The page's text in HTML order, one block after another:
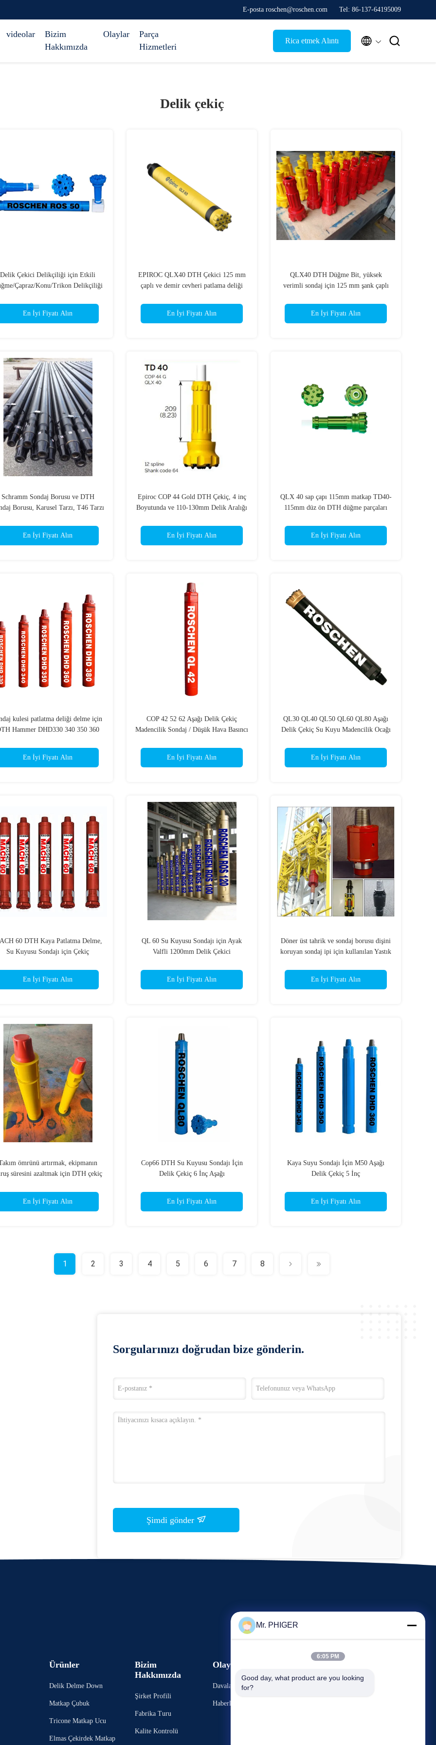
E-posta roschen@roschen.com Tel: 86-137-64195009
videolar
Bizim
Hakkımızda
Olaylar
Parça
Hizmetleri
Rica etmek Alıntı  
Delik çekiç
Delik Çekici Delikçiliği için Etkili
Çapraz/Konu/Trikon Delikçiliği
En İyi Fiyatı Alın
EPIROC QLX40 DTH Çekici 125 mm
çaplı ve demir cevheri patlama deliği
En İyi Fiyatı Alın
QLX40 DTH Düğme Bit, yüksek
verimli sondaj için 125 mm şank çaplı
En İyi Fiyatı Alın
Schramm Sondaj Borusu ve DTH
Borusu, Karusel Tarzı, T46 Tarzı
En İyi Fiyatı Alın
Epiroc COP 44 Gold DTH Çekiç, 4 inç
Boyutunda ve 110-130mm Delik Aralığı
En İyi Fiyatı Alın
QLX 40 sap çapı 115mm matkap TD40-
115mm düz ön DTH düğme parçaları
En İyi Fiyatı Alın
kulesi patlatma deliği delme için
Hammer DHD330 340 350 360
En İyi Fiyatı Alın
COP 42 52 62 Aşağı Delik Çekiç
Madencilik Sondaj / Düşük Hava Basıncı
En İyi Fiyatı Alın
QL30 QL40 QL50 QL60 QL80 Aşağı
Delik Çekiç Su Kuyu Madencilik Ocağı
En İyi Fiyatı Alın
60 DTH Kaya Patlatma Delme,
Su Kuyusu Sondajı için Çekiç
En İyi Fiyatı Alın
QL 60 Su Kuyusu Sondajı için Ayak
Valfli 1200mm Delik Çekici
En İyi Fiyatı Alın
Döner üst tahrik ve sondaj borusu dişini
koruyan sondaj ipi için kullanılan Yastık
En İyi Fiyatı Alın
ömrünü artırmak, ekipmanın
süresini azaltmak için DTH çekiç
En İyi Fiyatı Alın
Cop66 DTH Su Kuyusu Sondajı İçin
Delik Çekiç 6 İnç Aşağı
En İyi Fiyatı Alın
Kaya Suyu Sondajı İçin M50 Aşağı
Delik Çekiç 5 İnç
En İyi Fiyatı Alın
1 2 3 4 5 6 7 8
Sorgularınızı doğrudan bize gönderin.
Şimdi gönder
Ürünler
Delik Delme Down
Matkap Çubuk
Tricone Matkap Ucu
Elmas Çekirdek Matkap
Bizim
Hakkımızda
Şirket Profili
Fabrika Turu
Kalite Kontrolü
Olaylar
Davalar
Haberler
Mr. PHIGER
6:05 PM
Good day, what product are you looking
for?